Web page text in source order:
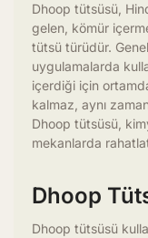
Dhoop tütsüsü,
gelen, kömür
tütsü türüdür.
uygulamalarda
içerdiği için
kalmaz, aynı
Dhoop tütsüsü,
mekanlarda
Dhoop
Dhoop tütsüsü